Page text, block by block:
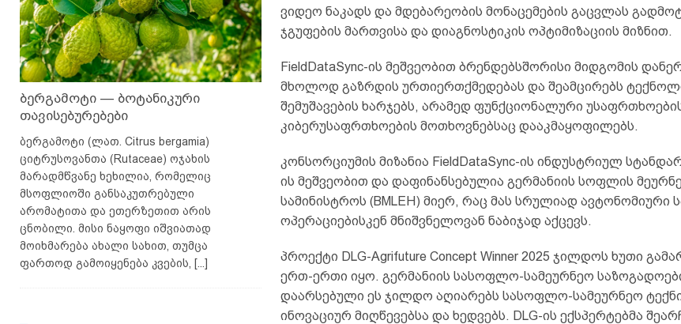
ვიდეო ნაკადს და მდებარეობის მონაცემების გაცვლას
ჯგუფების მართვისა და დიაგნოსტიკის ოპტიმიზაციის მიზნით.
FieldDataSync-ის მეშვეობით ბრენდებსშორისი მიდგომის
მხოლოდ გაზრდის ურთიერთქმედებას და შეამცირებს
შემუშავების ხარჯებს, არამედ ფუნქციონალური
კიბერუსაფრთხოების მოთხოვნებსაც დააკმაყოფილებს.
კონსორციუმის მიზანია FieldDataSync-ის ინდუსტრიულ
ის მეშვეობით და დაფინანსებულია გერმანიის სოფლის
სამინისტროს (BMLEH) მიერ, რაც მას სრულიად ავტონომიური
ოპერაციებისკენ მნიშვნელოვან ნაბიჯად აქცევს.
პროექტი DLG-Agrifuture Concept Winner 2025 ჯილდოს ხუთი
ერთ-ერთი იყო. გერმანიის სასოფლო-სამეურნეო
დაარსებული ეს ჯილდო აღიარებს სასოფლო-სამეურნეო
ინოვაციურ მიღწევებსა და ხედვებს. DLG-ის ექსპერტებმა
ბერგამოტი — ბოტანიკური
თავისებურებები
ბერგამოტი (ლათ. Citrus bergamia)
ციტრუსოვანთა (Rutaceae) ოჯახის
მარადმწვანე ხეხილია, რომელიც
მსოფლიოში განსაკუთრებული
არომატითა და ეთერზეთით არის
ცნობილი. მისი ნაყოფი იშვიათად
მოიხმარება ახალი სახით, თუმცა
ფართოდ გამოიყენება კვების,
[...]